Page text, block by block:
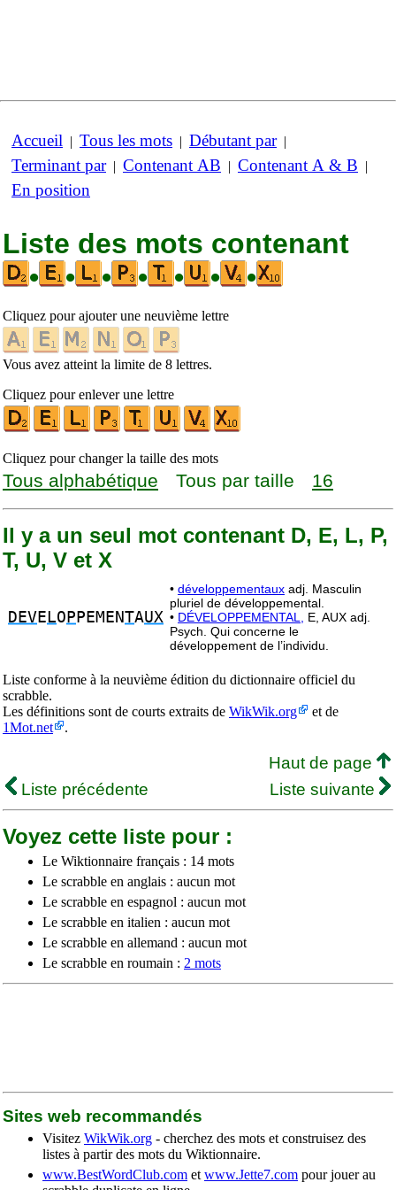
Accueil | Tous les mots | Débutant par|
Terminant par| Contenant AB | Contenant A & B |
En position
Liste des mots contenant
•
• • • • • •
Cliquez pour ajouter une neuvième lettre
Vous avez atteint la limite de 8 lettres.
Cliquez pour enlever une lettre
Cliquez pour changer la taille des mots
Tous alphabétique Tous par taille 16
Il y a un seul mot contenant D, E, L, P,
T, U, V et X
DEVE LO P PEMENTAUX
• développementaux adj. Masculin
pluriel de développemental.
• DÉVELOPPEMENTAL,
E, AUX adj.
Psych. Qui concerne le
développement de l’individu.
Liste conforme à la neuvième édition du dictionnaire officiel du
scrabble.
Les définitions sont de courts extraits de WikWik.org
et de
1Mot.net
.
Haut de page
Liste précédente
Liste suivante
Voyez cette liste pour :
Le Wiktionnaire français : 14 mots
Le scrabble en anglais : aucun mot
Le scrabble en espagnol : aucun mot
Le scrabble en italien : aucun mot
Le scrabble en allemand : aucun mot
Le scrabble en roumain : 2 mots
Sites web recommandés
Visitez WikWik.org - cherchez des mots et construisez des
listes à partir des mots du Wiktionnaire.
www.BestWordClub.com et www.Jette7.com pour jouer au